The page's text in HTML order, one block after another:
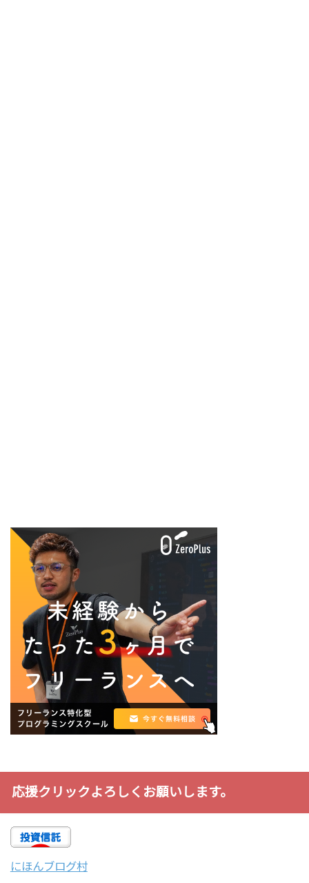
応援クリックよろしくお願いします。
にほんブログ村